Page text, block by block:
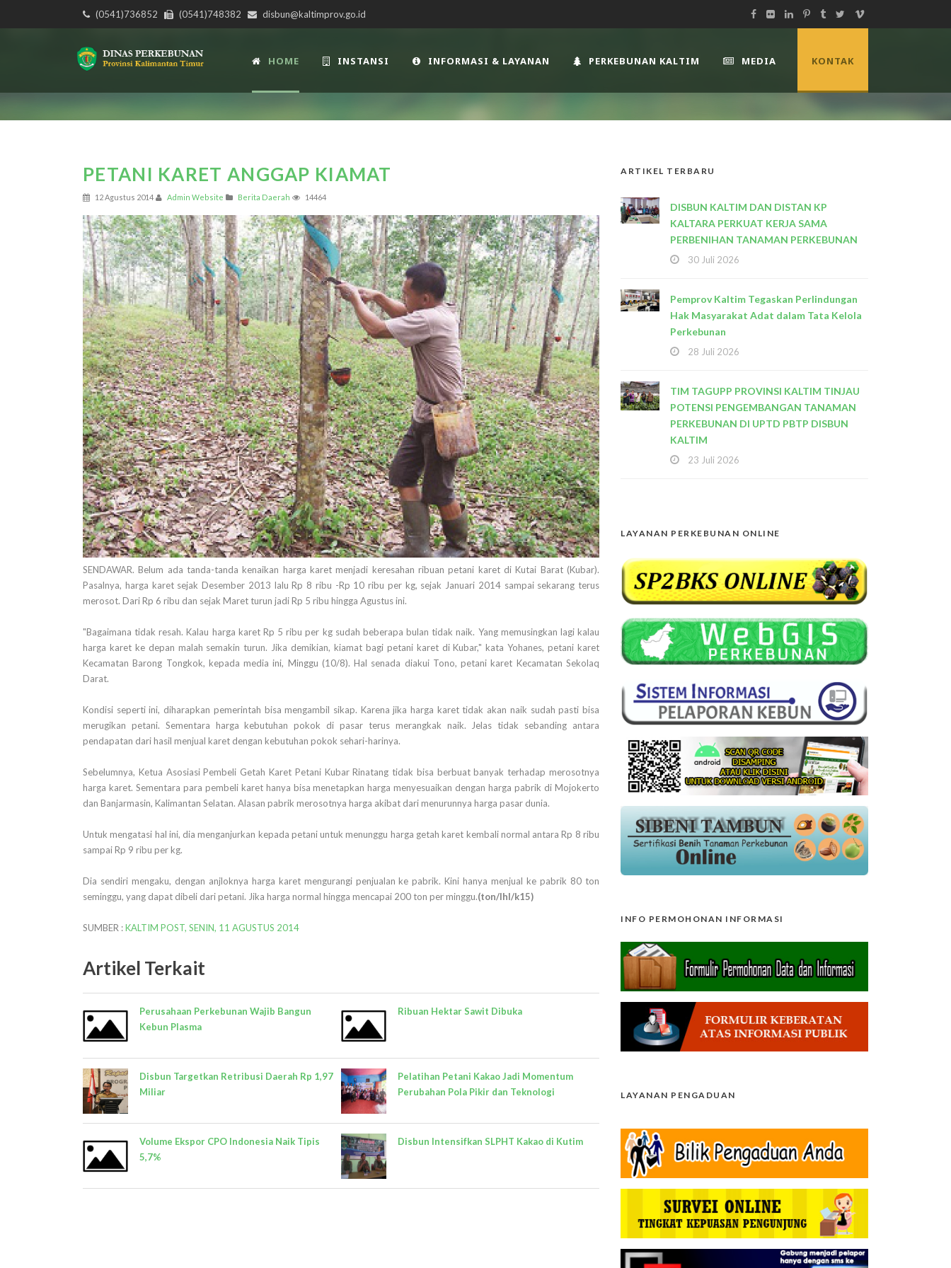
(0541)736852 (0541)748382 disbun@kaltimprov.go.id
HOME INSTANSI INFORMASI & LAYANAN PERKEBUNAN KALTIM MEDIA KONTAK
PETANI KARET ANGGAP KIAMAT
12 Agustus 2014 Admin Website Berita Daerah 14464
SENDAWAR. Belum ada tanda-tanda kenaikan harga karet menjadi keresahan ribuan petani karet di Kutai Barat (Kubar).
Pasalnya, harga karet sejak Desember 2013 lalu Rp 8 ribu -Rp 10 ribu per kg, sejak Januari 2014 sampai sekarang terus
merosot. Dari Rp 6 ribu dan sejak Maret turun jadi Rp 5 ribu hingga Agustus ini.
"Bagaimana tidak resah. Kalau harga karet Rp 5 ribu per kg sudah beberapa bulan tidak naik. Yang memusingkan lagi kalau
harga karet ke depan malah semakin turun. Jika demikian, kiamat bagi petani karet di Kubar," kata Yohanes, petani karet
Kecamatan Barong Tongkok, kepada media ini, Minggu (10/8). Hal senada diakui Tono, petani karet Kecamatan Sekolaq
Darat.
Kondisi seperti ini, diharapkan pemerintah bisa mengambil sikap. Karena jika harga karet tidak akan naik sudah pasti bisa
merugikan petani. Sementara harga kebutuhan pokok di pasar terus merangkak naik. Jelas tidak sebanding antara
pendapatan dari hasil menjual karet dengan kebutuhan pokok sehari-harinya.
Sebelumnya, Ketua Asosiasi Pembeli Getah Karet Petani Kubar Rinatang tidak bisa berbuat banyak terhadap merosotnya
harga karet. Sementara para pembeli karet hanya bisa menetapkan harga menyesuaikan dengan harga pabrik di Mojokerto
dan Banjarmasin, Kalimantan Selatan. Alasan pabrik merosotnya harga akibat dari menurunnya harga pasar dunia.
Untuk mengatasi hal ini, dia menganjurkan kepada petani untuk menunggu harga getah karet kembali normal antara Rp 8 ribu
sampai Rp 9 ribu per kg.
Dia sendiri mengaku, dengan anjloknya harga karet mengurangi penjualan ke pabrik. Kini hanya menjual ke pabrik 80 ton
seminggu, yang dapat dibeli dari petani. Jika harga normal hingga mencapai 200 ton per minggu.(ton/lhl/k15)
SUMBER :KALTIM POST, SENIN, 11 AGUSTUS 2014
Artikel Terkait
Perusahaan Perkebunan Wajib Bangun
Kebun Plasma
Disbun Targetkan Retribusi Daerah Rp 1,97
Miliar
Volume Ekspor CPO Indonesia Naik Tipis
5,7%
Ribuan Hektar Sawit Dibuka
Pelatihan Petani Kakao Jadi Momentum
Perubahan Pola Pikir dan Teknologi
Disbun Intensifkan SLPHT Kakao di Kutim
ARTIKEL TERBARU
DISBUN KALTIM DAN DISTAN KP
KALTARA PERKUAT KERJA SAMA
PERBENIHAN TANAMAN PERKEBUNAN
30 Juli 2026
Pemprov Kaltim Tegaskan Perlindungan
Hak Masyarakat Adat dalam Tata Kelola
Perkebunan
28 Juli 2026
TIM TAGUPP PROVINSI KALTIM TINJAU
POTENSI PENGEMBANGAN TANAMAN
PERKEBUNAN DI UPTD PBTP DISBUN
KALTIM
23 Juli 2026
LAYANAN PERKEBUNAN ONLINE
INFO PERMOHONAN INFORMASI
LAYANAN PENGADUAN